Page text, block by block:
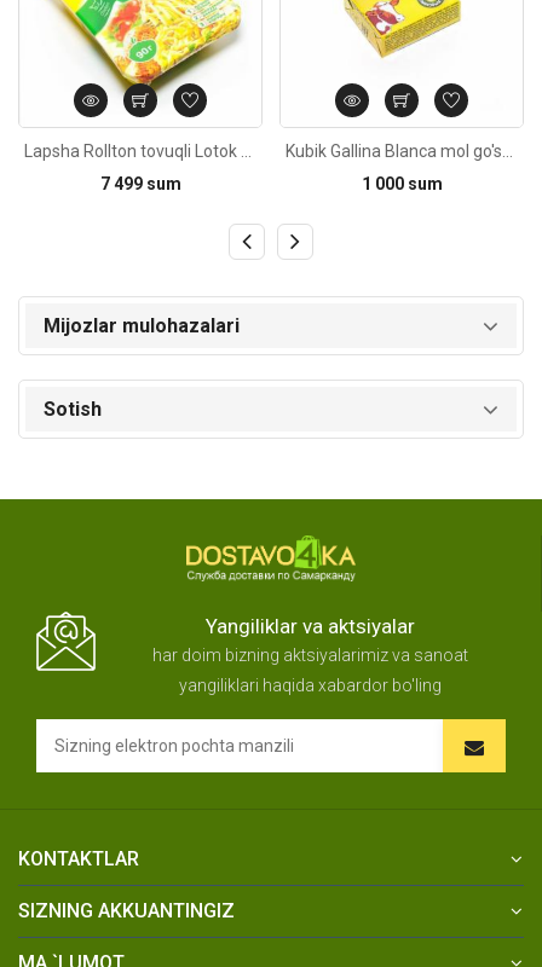
7 499 sum
1 000 sum
Mijozlar mulohazalari
Sotish
Yangiliklar va aktsiyalar
har doim bizning aktsiyalarimiz va sanoat
yangiliklari haqida xabardor bo'ling
KONTAKTLAR
SIZNING AKKUANTINGIZ
MA `LUMOT